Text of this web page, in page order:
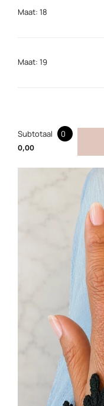
Maat: 18
Maat: 19
Subtotaal 0
0,00